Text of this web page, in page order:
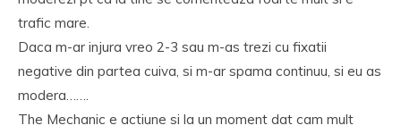
trafic mare.
Daca m-ar injura vreo 2-3 sau m-as trezi cu fixatii
negative din partea cuiva, si m-ar spama continuu, si eu as
modera…….
The Mechanic e actiune si la un moment dat cam mult